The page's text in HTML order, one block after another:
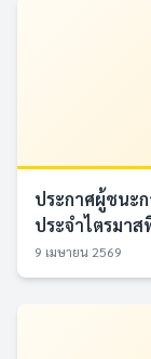
ประกาศผู้ชนะ
ประจำไตรมา
9 เมษายน 2569